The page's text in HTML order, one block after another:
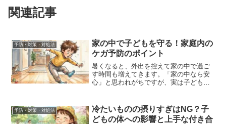
関連記事
予防・対策・対処法
家の中で子どもを守る！家庭内の
ケガ予防のポイント
暑くなると、外出を控えて家の中で過ご
す時間も増えてきます。「家の中なら安
心」と思われがちですが、実は子どもの
策で、大きな事故を防ぐことができま
す。そこで今回は、ご家庭で...
予防・対策・対処法
冷たいものの摂りすぎはNG？子
どもの体への影響と上手な付き合